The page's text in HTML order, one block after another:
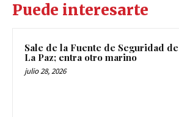
Puede interesarte
Sale de la Fuente de Seguridad de
La Paz; entra otro marino
julio 28, 2026